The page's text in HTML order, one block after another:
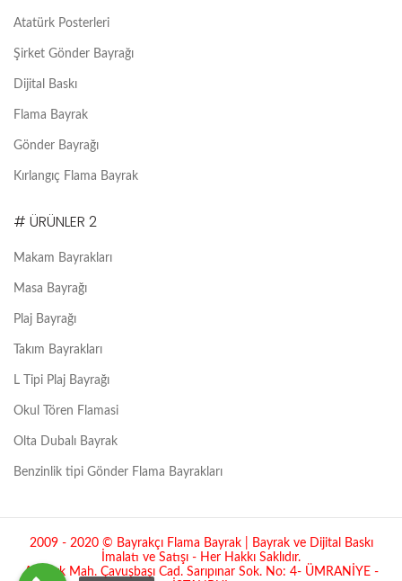
Atatürk Posterleri
Şirket Gönder Bayrağı
Dijital Baskı
Flama Bayrak
Gönder Bayrağı
Kırlangıç Flama Bayrak
# ÜRÜNLER 2
Makam Bayrakları
Masa Bayrağı
Plaj Bayrağı
Takım Bayrakları
L Tipi Plaj Bayrağı
Okul Tören Flamasi
Olta Dubalı Bayrak
Benzinlik tipi Gönder Flama Bayrakları
2009 - 2020 © Bayrakçı Flama Bayrak | Bayrak ve Dijital Baskı
İmalatı ve Satışı - Her Hakkı Saklıdır.
Atatürk Mah. Çavuşbaşı Cad. Sarıpınar Sok. No: 4- ÜMRANİYE -